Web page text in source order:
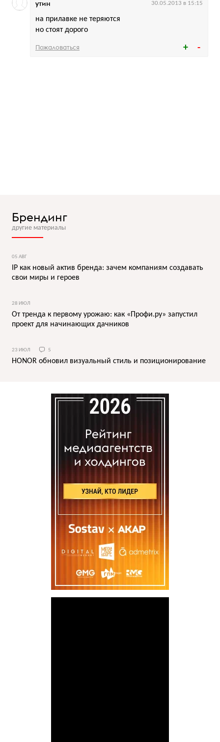
на прилавке не теряются
но стоят дорого
утин 30.05.2013 в 15:15
Пожаловаться
Брендинг
другие материалы
05 АВГ
IP как новый актив бренда: зачем компаниям создавать
свои миры и героев
28 ИЮЛ
От тренда к первому урожаю: как «Профи.ру» запустил
проект для начинающих дачников
23 ИЮЛ 5
HONOR обновил визуальный стиль и позиционирование